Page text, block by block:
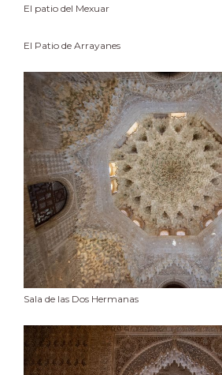
El patio del Mexuar
El Patio de Arrayanes
Sala de las Dos Hermanas